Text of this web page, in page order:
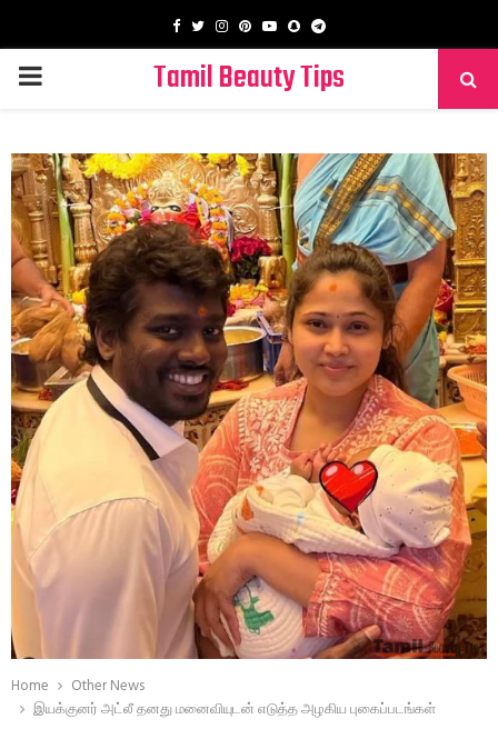
Facebook
TwitterInstagram
PinterestYoutube
SnapchatTelegram
PRIMARY
Tamil Beauty Tips
Home
Other News
இயக்குனர் அட்லீ தனது மனைவியுடன் எடுத்த அழகிய புகைப்படங்கள்